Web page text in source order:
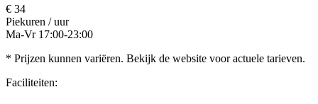
€ 34
Piekuren / uur
Ma-Vr 17:00-23:00
* Prijzen kunnen variëren. Bekijk de website voor actuele tarieven.
Faciliteiten: